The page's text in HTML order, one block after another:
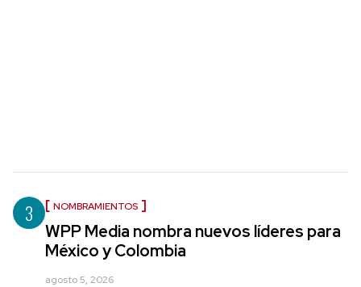
3 NOMBRAMIENTOS
WPP Media nombra nuevos líderes para
México y Colombia
agosto 5, 2026